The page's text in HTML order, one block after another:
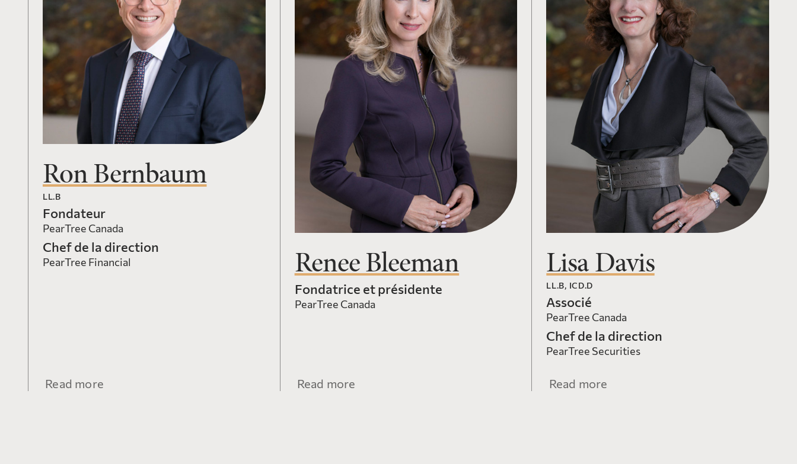
Ron Bernbaum
LL.B
Fondateur
PearTree Canada
Chef de la direction
PearTree Financial
Read more
Renee Bleeman
Fondatrice et présidente
PearTree Canada
Read more
Lisa Davis
LL.B, ICD.D
Associé
PearTree Canada
Chef de la direction
PearTree Securities
Read more